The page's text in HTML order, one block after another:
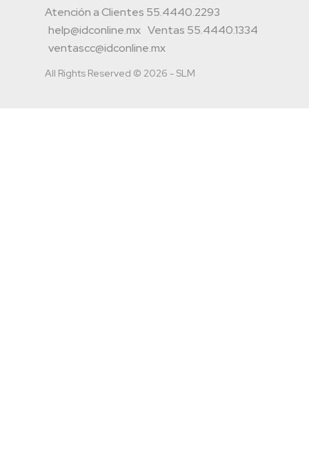
Atención a Clientes 55.4440.2293
help@idconline.mx Ventas 55.4440.1334
ventascc@idconline.mx
All Rights Reserved © 2026 - SLM